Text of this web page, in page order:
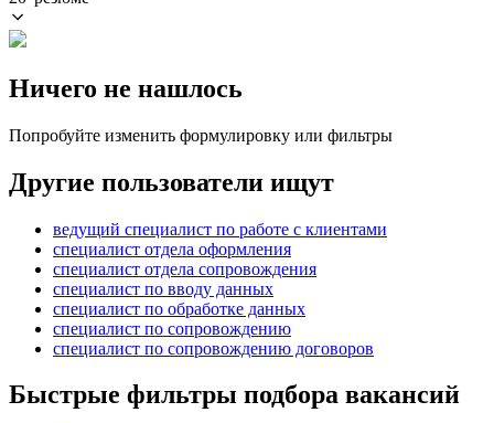
Ничего не нашлось
Попробуйте изменить формулировку или фильтры
Другие пользователи ищут
ведущий специалист по работе с клиентами
специалист отдела оформления
специалист отдела сопровождения
специалист по вводу данных
специалист по обработке данных
специалист по сопровождению
специалист по сопровождению договоров
Быстрые фильтры подбора вакансий